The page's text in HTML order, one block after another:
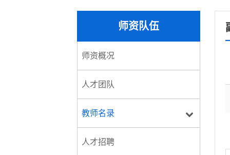
师资队伍
师资概况
人才团队
教师名录
人才招聘